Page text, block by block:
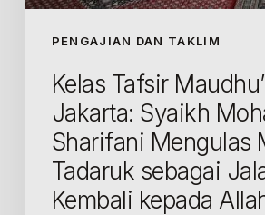
PENGAJIAN DAN TAKLIM
kepada
Allah
Kelas Tafsir
Jakarta: Syaikh
Sharifani Mengulas
Tadaruk sebagai
Kembali kepada